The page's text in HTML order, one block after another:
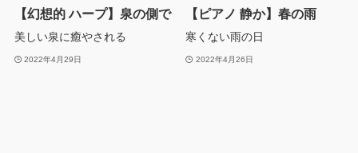
【幻想的 ハープ】泉の側で
美しい泉に癒やされる
2022年4月29日
【ピアノ 静か】春の雨
寒くない雨の日
2022年4月26日